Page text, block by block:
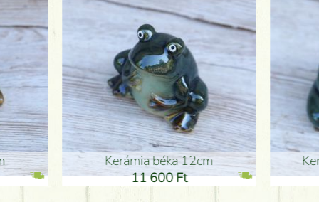
béka 12cm
600 Ft
Kerámia béka 12cm
11 600 Ft